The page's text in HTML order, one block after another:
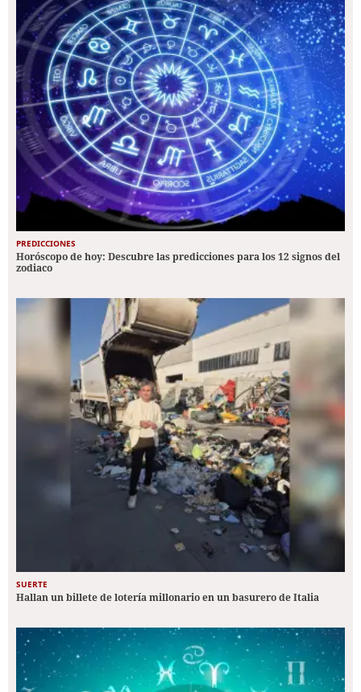
PREDICCIONES
Horóscopo de hoy: Descubre las predicciones para los 12 signos del
zodiaco
SUERTE
Hallan un billete de lotería millonario en un basurero de Italia